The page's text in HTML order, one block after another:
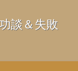
談＆失敗